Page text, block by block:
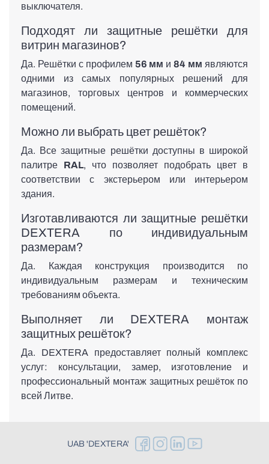
выключателя.
Подходят ли защитные решётки для
витрин магазинов?
Да. Решётки с профилем 56 мм и84 мм являются
одними из самых популярных решений для
магазинов, торговых центров и коммерческих
помещений.
Можно ли выбрать цвет решёток?
Да. Все защитные решётки доступны в широкой
палитре RAL, что позволяет подобрать цвет в
соответствии с экстерьером или интерьером
здания.
Изготавливаются ли защитные решётки
DEXTERA по индивидуальным
размерам?
Да. Каждая конструкция производится по
индивидуальным размерам и техническим
требованиям объекта.
Выполняет ли DEXTERA монтаж
защитных решёток?
Да. DEXTERA предоставляет полный комплекс
услуг: консультации, замер, изготовление и
профессиональный монтаж защитных решёток по
всей Литве.
UAB 'DEXTERA'